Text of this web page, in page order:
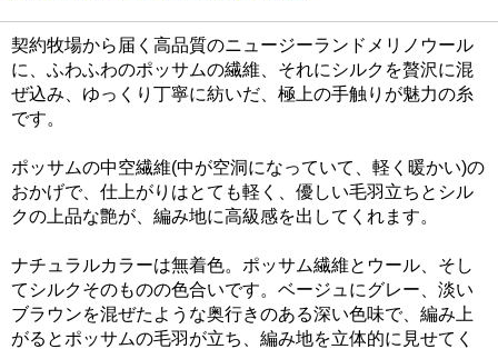
契約牧場から届く高品質のニュージーランドメリノウール
に、ふわふわのポッサムの繊維、それにシルクを贅沢に混
ぜ込み、ゆっくり丁寧に紡いだ、極上の手触りが魅力の糸
です。
ポッサムの中空繊維(中が空洞になっていて、軽く暖かい)の
おかげで、仕上がりはとても軽く、優しい毛羽立ちとシル
クの上品な艶が、編み地に高級感を出してくれます。
ナチュラルカラーは無着色。ポッサム繊維とウール、そし
てシルクそのものの色合いです。ベージュにグレー、淡い
ブラウンを混ぜたような奥行きのある深い色味で、編み上
がるとポッサムの毛羽が立ち、編み地を立体的に見せてく